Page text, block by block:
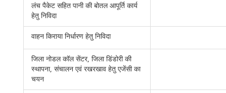
लंच पैकेट सहित पानी की बोतल आपूर्ति कार्य
हेतु निविदा
वाहन किराया निर्धारण हेतु निविदा
जिला नोडल कॉल सेंटर, जिला डिंडोरी की
स्थापना, संचालन एवं रखरखाव हेतु एजेंसी का
चयन